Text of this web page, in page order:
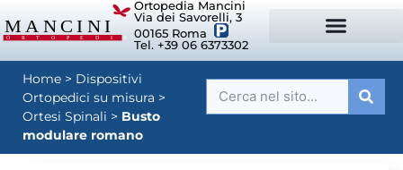
Ortopedia Mancini
Via dei Savorelli, 3
00165 Roma
Tel. +39 06 6373302
Home > Dispositivi
Ortopedici su misura >
Ortesi Spinali > Busto
modulare romano